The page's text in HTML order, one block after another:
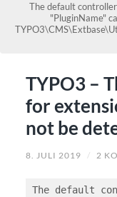
The default
"PluginName"
TYPO3 –
for
not be
8. JULI 2019 / 2
The default